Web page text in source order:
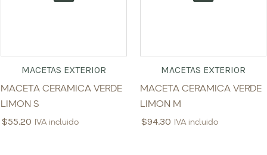
MACETAS EXTERIOR
MACETA CERAMICA VERDE
LIMON S
$55.20 IVA incluido
MACETAS EXTERIOR
MACETA CERAMICA VERDE
LIMON M
$94.30 IVA incluido